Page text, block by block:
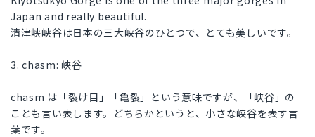
Japan and really beautiful.
清津峡峡谷は日本の三大峡谷のひとつで、とても美しいです。
3. chasm: 峡谷
chasm は「裂け目」「亀裂」という意味ですが、「峡谷」の
ことも言い表します。どちらかというと、小さな峡谷を表す言
葉です。